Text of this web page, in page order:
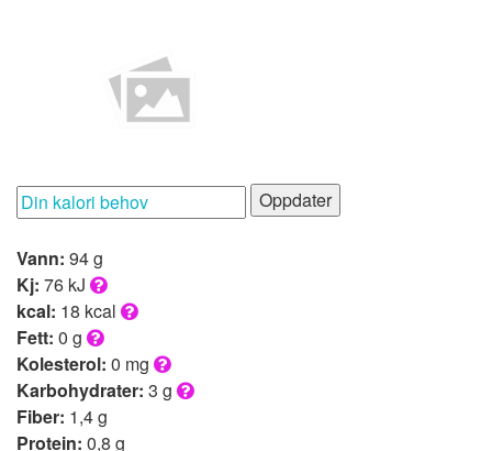
Oppdater
Vann: 94 g
Kj: 76 kJ
kcal: 18 kcal
Fett: 0 g
Kolesterol: 0 mg
Karbohydrater: 3 g
Fiber: 1,4 g
Protein: 0,8 g